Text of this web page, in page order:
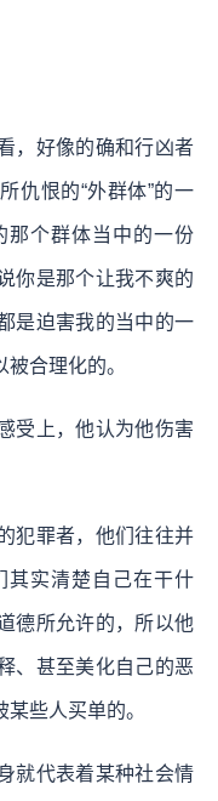
，好像的确和行凶者
仇恨的“外群体”的一
那个群体当中的一份
你是那个让我不爽的
是迫害我的当中的一
合理化的。
受上，他认为他伤害
犯罪者，他们往往并
其实清楚自己在干什
德所允许的，所以他
、甚至美化自己的恶
些人买单的。
就代表着某种社会情